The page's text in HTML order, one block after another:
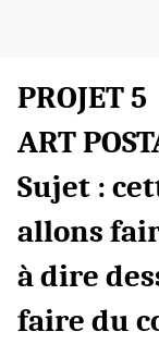
PROJET 5
ART
Sujet :
allons
à dire
faire du